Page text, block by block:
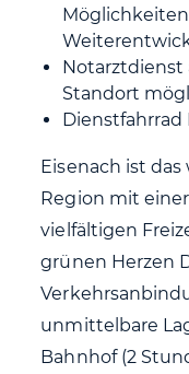
Notarztdienst
Standort
Dienstfahrrad
Eisenach ist
Region mit
vielfältigen
grünen Herzen
unmittelbare
Bahnhof (2